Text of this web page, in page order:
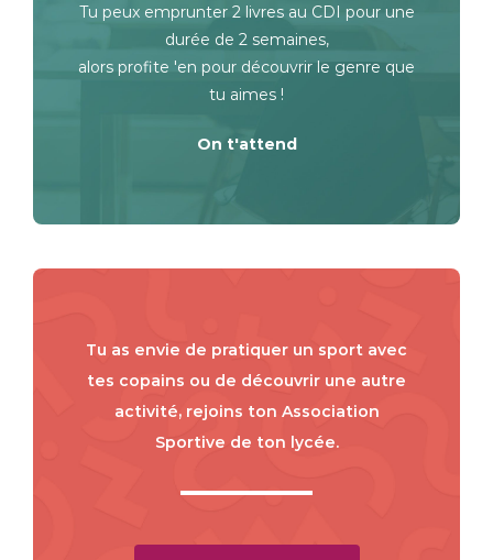
Tu peux emprunter 2 livres au CDI pour une
durée de 2 semaines,
alors profite 'en pour découvrir le genre que
tu aimes !
On t'attend
Tu as envie de pratiquer un sport avec
tes copains ou de découvrir une autre
activité, rejoins ton Association
Sportive de ton lycée.